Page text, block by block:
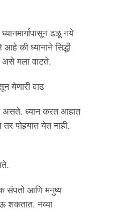
ढळू नये
की ध्यानाने सिद्धी
असे मला वाटते.
येणारी वाढ
असते. ध्यान करत आहात
पोहर्‍यात येत नाही.
संपतो आणि मनुष्य
शकतात. नव्या